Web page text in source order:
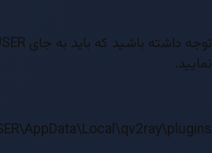
نمایید.